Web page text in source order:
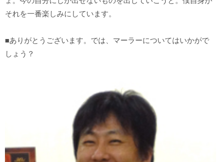
それを一番楽しみにしています。
■ありがとうございます。では、マーラーについてはいかがで
しょう？